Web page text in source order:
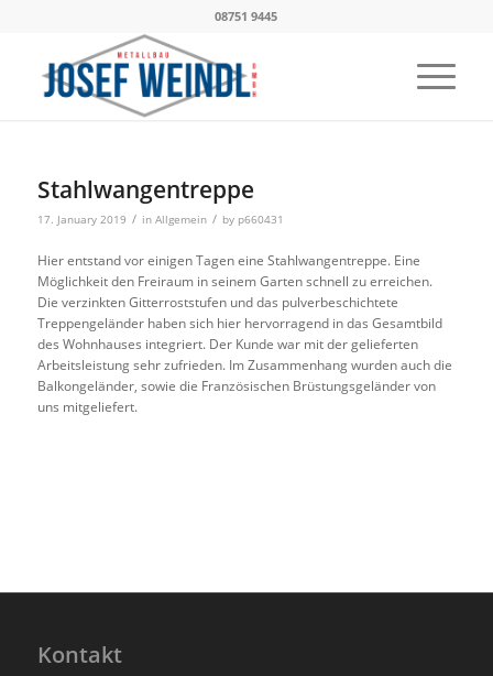
08751 9445
Stahlwangentreppe
17. January 2019 / in Allgemein / by p660431
Hier entstand vor einigen Tagen eine Stahlwangentreppe. Eine
Möglichkeit den Freiraum in seinem Garten schnell zu erreichen.
Die verzinkten Gitterroststufen und das pulverbeschichtete
Treppengeländer haben sich hier hervorragend in das Gesamtbild
des Wohnhauses integriert. Der Kunde war mit der gelieferten
Arbeitsleistung sehr zufrieden. Im Zusammenhang wurden auch die
Balkongeländer, sowie die Französischen Brüstungsgeländer von
uns mitgeliefert.
Kontakt